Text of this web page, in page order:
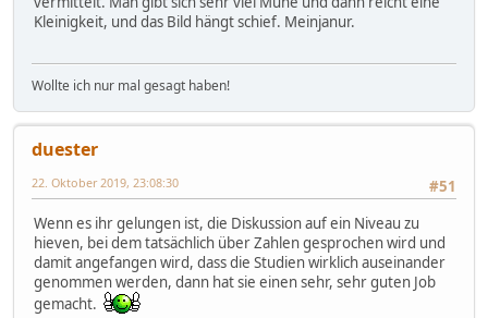
Kleinigkeit, und das Bild hängt schief. Meinjanur.
Wollte ich nur mal gesagt haben!
duester
#51
22. Oktober 2019, 23:08:30
Wenn es ihr gelungen ist, die Diskussion auf ein Niveau zu
hieven, bei dem tatsächlich über Zahlen gesprochen wird und
damit angefangen wird, dass die Studien wirklich auseinander
genommen werden, dann hat sie einen sehr, sehr guten Job
gemacht.